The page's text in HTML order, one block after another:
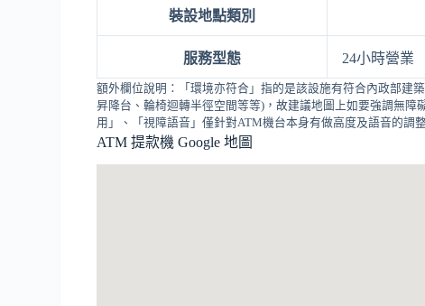
裝設地點類別
服務型態 24小時營業
額外欄位說明：「環境亦符合」指的是該設施有符合內政部建
昇降台、輪椅迴轉半徑空間等等)，故建議地圖上如要強調無
用」、「視障語音」僅針對ATM機台本身有做高度及語音的調
ATM 提款機 Google 地圖